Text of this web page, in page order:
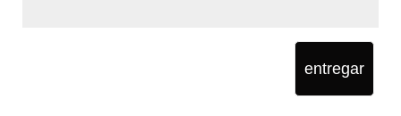
entregar